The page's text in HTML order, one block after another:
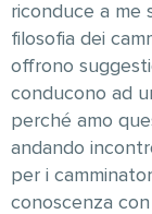
riconduce a me
filosofia dei
offrono
conducono ad
perché amo
andando
per i
conoscenza